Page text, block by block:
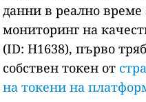
данни в реално време
мониторинг на
(ID: H1638), първо
собствен токен от
на токени на